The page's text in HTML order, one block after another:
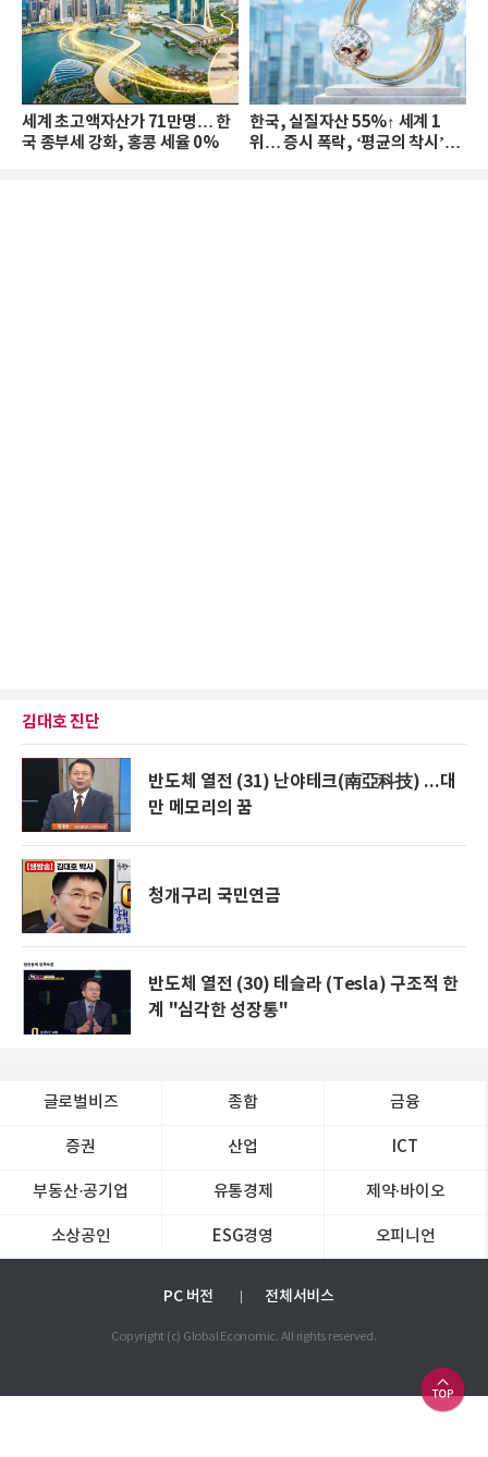
세계 초고액자산가 71만명… 한
국 종부세 강화, 홍콩 세율 0%
한국, 실질자산 55%↑ 세계 1
위… 증시 폭락, ‘평균의 착시’와
김대호 진단
반도체 열전 (31) 난야테크(南亞科技) ...대
만 메모리의 꿈
청개구리 국민연금
반도체 열전 (30) 테슬라 (Tesla) 구조적 한
계 "심각한 성장통"
글로벌비즈 종합 금융
증권 산업 ICT
부동산·공기업 유통경제 제약∙바이오
소상공인 ESG경영 오피니언
PC 버전 전체서비스
Copyright (c) Global Economic. All rights reserved.